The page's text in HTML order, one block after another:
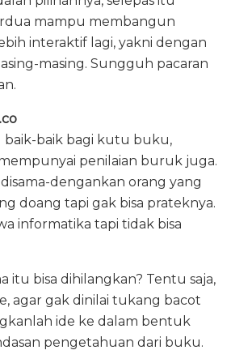
mampu membangun
interaktif lagi, yakni dengan
masing. Sungguh pacaran
baik-baik bagi kutu buku,
penilaian buruk juga.
dengankan orang yang
doang tapi gak bisa prateknya.
informatika tapi tidak bisa
itu bisa dihilangkan? Tentu saja,
agar gak dinilai tukang bacot
ide ke dalam bentuk
pengetahuan dari buku.